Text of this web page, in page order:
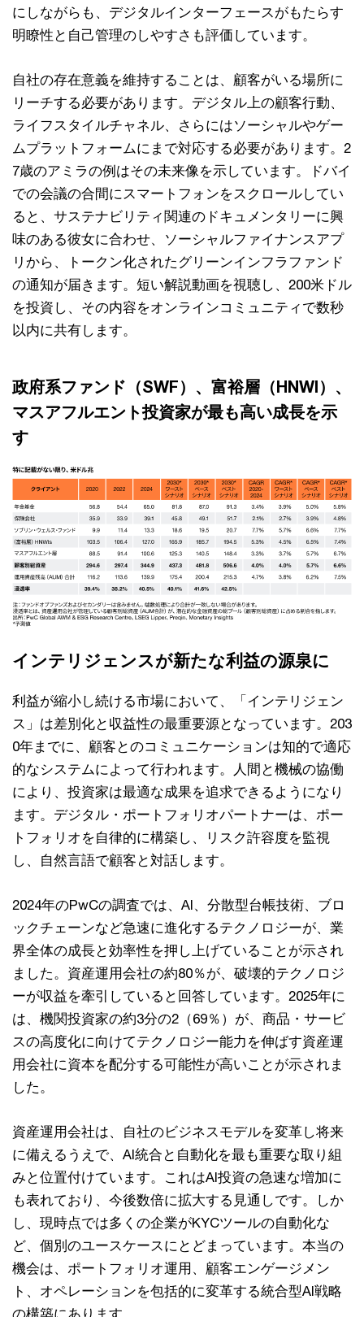
にしながらも、デジタルインターフェースがもたらす
明瞭性と自己管理のしやすさも評価しています。
自社の存在意義を維持することは、顧客がいる場所に
リーチする必要があります。デジタル上の顧客行動、
ライフスタイルチャネル、さらにはソーシャルやゲー
ムプラットフォームにまで対応する必要があります。2
7歳のアミラの例はその未来像を示しています。ドバイ
での会議の合間にスマートフォンをスクロールしてい
ると、サステナビリティ関連のドキュメンタリーに興
味のある彼女に合わせ、ソーシャルファイナンスアプ
リから、トークン化されたグリーンインフラファンド
の通知が届きます。短い解説動画を視聴し、200米ドル
を投資し、その内容をオンラインコミュニティで数秒
以内に共有します。
政府系ファンド（SWF）、富裕層（HNWI）、
マスアフルエント投資家が最も高い成長を示
す
インテリジェンスが新たな利益の源泉に
利益が縮小し続ける市場において、「インテリジェン
ス」は差別化と収益性の最重要源となっています。203
0年までに、顧客とのコミュニケーションは知的で適応
的なシステムによって行われます。人間と機械の協働
により、投資家は最適な成果を追求できるようになり
ます。デジタル・ポートフォリオパートナーは、ポー
トフォリオを自律的に構築し、リスク許容度を監視
し、自然言語で顧客と対話します。
2024年のPwCの調査では、AI、分散型台帳技術、ブロ
ックチェーンなど急速に進化するテクノロジーが、業
界全体の成長と効率性を押し上げていることが示され
ました。資産運用会社の約80％が、破壊的テクノロジ
ーが収益を牽引していると回答しています。2025年に
は、機関投資家の約3分の2（69％）が、商品・サービ
スの高度化に向けてテクノロジー能力を伸ばす資産運
用会社に資本を配分する可能性が高いことが示されま
した。
資産運用会社は、自社のビジネスモデルを変革し将来
に備えるうえで、AI統合と自動化を最も重要な取り組
みと位置付けています。これはAI投資の急速な増加に
も表れており、今後数倍に拡大する見通しです。しか
し、現時点では多くの企業がKYCツールの自動化な
ど、個別のユースケースにとどまっています。本当の
機会は、ポートフォリオ運用、顧客エンゲージメン
ト、オペレーションを包括的に変革する統合型AI戦略